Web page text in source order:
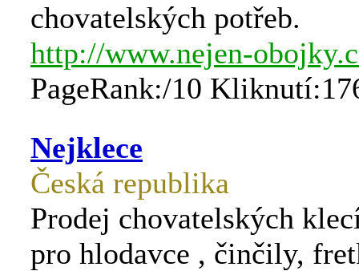
chovatelských potřeb.
http://www.nejen-
PageRank:/10
Nejklece
Česká republika
Prodej chovatelských
pro hlodavce , činčily,